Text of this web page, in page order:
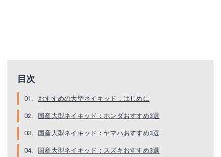
目次
おすすめの大型ネイキッド：はじめに
国産大型ネイキッド：ホンダおすすめ3選
国産大型ネイキッド：ヤマハおすすめ3選
国産大型ネイキッド：スズキおすすめ3選